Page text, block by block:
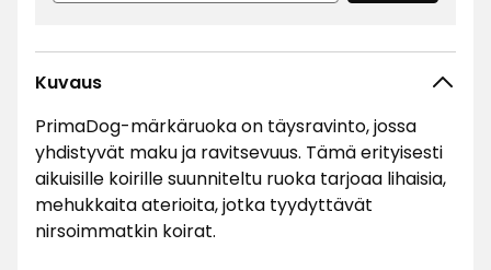
Kuvaus
PrimaDog-märkäruoka on täysravinto, jossa
yhdistyvät maku ja ravitsevuus. Tämä erityisesti
aikuisille koirille suunniteltu ruoka tarjoaa lihaisia,
mehukkaita aterioita, jotka tyydyttävät
nirsoimmatkin koirat.